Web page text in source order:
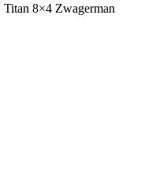
8×4 Zwagerman